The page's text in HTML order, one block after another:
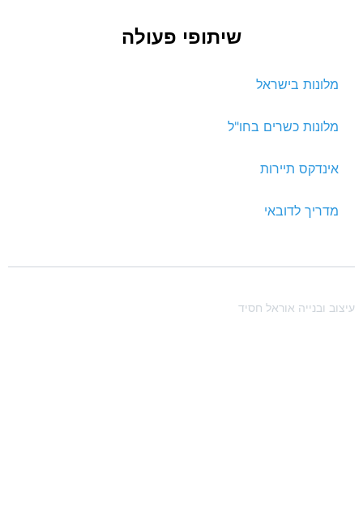
שיתופי פעולה
מלונות בישראל
מלונות כשרים בחו"ל
אינדקס תיירות
מדריך לדובאי
ובנייה אוראל חסיד